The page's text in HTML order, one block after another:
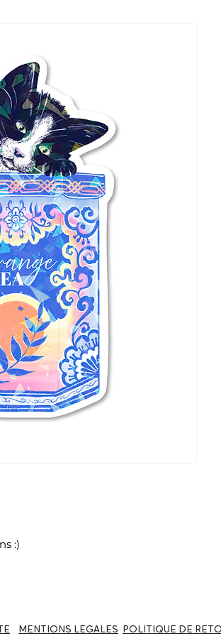
:)
MENTIONS LÉGALES